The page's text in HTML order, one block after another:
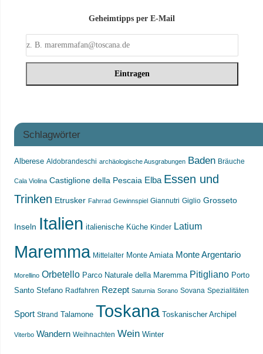
Geheimtipps per E-Mail
Schlagwörter
Alberese Aldobrandeschi archäologische Ausgrabungen Baden Bräuche
Cala Violina Castiglione della Pescaia Elba Essen und
Trinken Etrusker Fahrrad Gewinnspiel Giannutri Giglio Grosseto
Inseln Italien italienische Küche Kinder Latium
Maremma Mittelalter Monte Amiata Monte Argentario
Morellino Orbetello Parco Naturale della Maremma Pitigliano Porto
Santo Stefano Radfahren Rezept Saturnia Sorano Sovana Spezialitäten
Sport Strand Talamone Toskana Toskanischer Archipel
Viterbo Wandern Weihnachten Wein Winter